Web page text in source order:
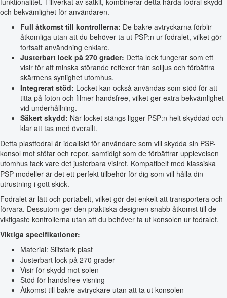
och bekvämlighet för användaren.
Full åtkomst till kontrollerna: De bakre avtryckarna förblir
åtkomliga utan att du behöver ta ut PSP:n ur fodralet, vilket gör
fortsatt användning enklare.
Justerbart lock på 270 grader: Detta lock fungerar som ett
visir för att minska störande reflexer från solljus och förbättra
skärmens synlighet utomhus.
Integrerat stöd: Locket kan också användas som stöd för att
titta på foton och filmer handsfree, vilket ger extra bekvämlighet
vid underhållning.
Säkert skydd: När locket stängs ligger PSP:n helt skyddad och
klar att tas med överallt.
Detta plastfodral är idealiskt för användare som vill skydda sin PSP-
konsol mot stötar och repor, samtidigt som de förbättrar upplevelsen
utomhus tack vare det justerbara visiret. Kompatibelt med klassiska
PSP-modeller är det ett perfekt tillbehör för dig som vill hålla din
utrustning i gott skick.
Fodralet är lätt och portabelt, vilket gör det enkelt att transportera och
förvara. Dessutom ger den praktiska designen snabb åtkomst till de
viktigaste kontrollerna utan att du behöver ta ut konsolen ur fodralet.
Viktiga specifikationer:
Material: Slitstark plast
Justerbart lock på 270 grader
Visir för skydd mot solen
Stöd för handsfree-visning
Åtkomst till bakre avtryckare utan att ta ut konsolen